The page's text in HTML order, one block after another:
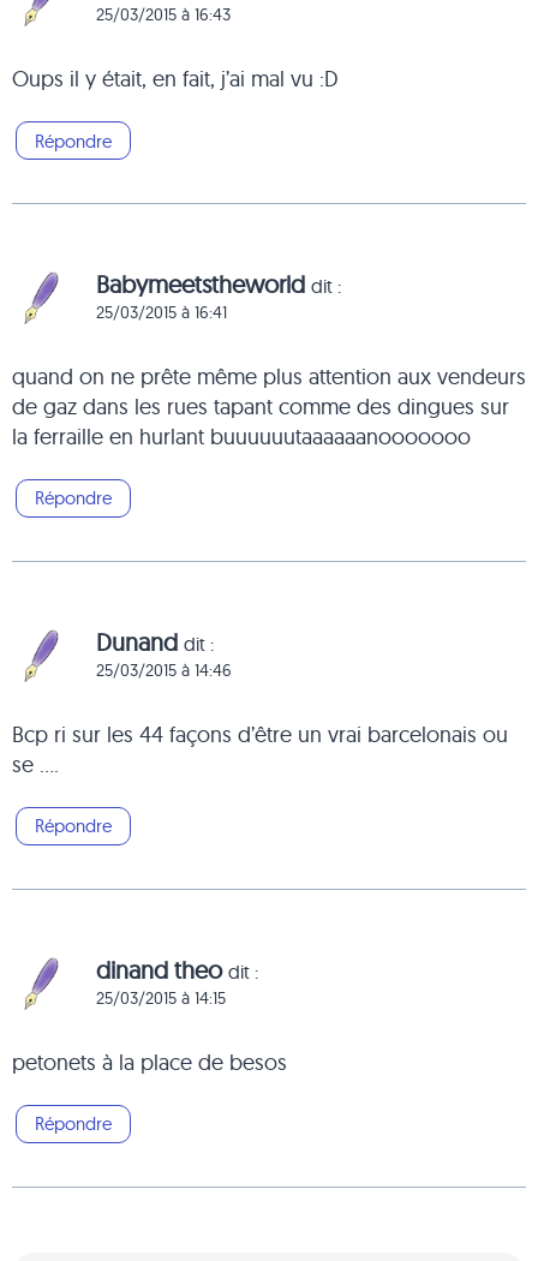
25/03/2015 à 16:43
Oups il y était, en fait, j’ai mal vu :D
Répondre
Babymeetstheworld dit :
25/03/2015 à 16:41
quand on ne prête même plus attention aux vendeurs
de gaz dans les rues tapant comme des dingues sur
la ferraille en hurlant buuuuuutaaaaaanooooooo
Répondre
Dunand dit :
25/03/2015 à 14:46
Bcp ri sur les 44 façons d’être un vrai barcelonais ou
se ….
Répondre
dinand theo dit :
25/03/2015 à 14:15
petonets à la place de besos
Répondre